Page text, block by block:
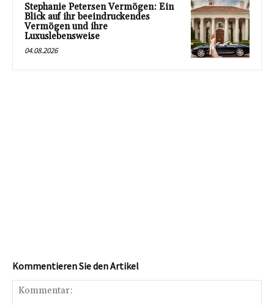
Stephanie Petersen Vermögen: Ein
Blick auf ihr beeindruckendes
Vermögen und ihre
Luxuslebensweise
04.08.2026
Kommentieren Sie den Artikel